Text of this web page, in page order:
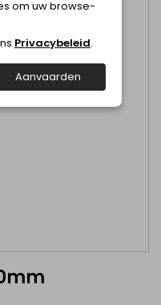
om uw browse-
Privacybeleid.
Aanvaarden